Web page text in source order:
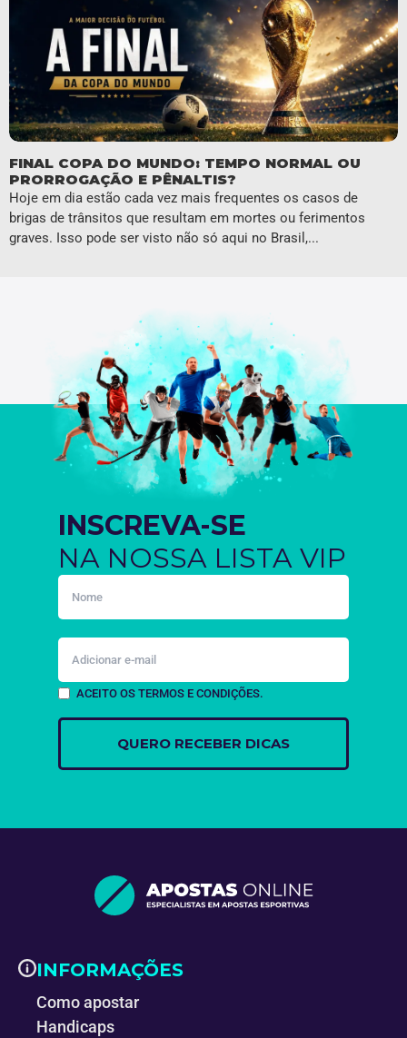
FINAL COPA DO MUNDO: TEMPO NORMAL OU
PRORROGAÇÃO E PÊNALTIS?
Hoje em dia estão cada vez mais frequentes os casos de
brigas de trânsitos que resultam em mortes ou ferimentos
graves. Isso pode ser visto não só aqui no Brasil,...
INSCREVA-SE
NA NOSSA LISTA VIP
ACEITO OS TERMOS E CONDIÇÕES.
INFORMAÇÕES
Como apostar
Handicaps